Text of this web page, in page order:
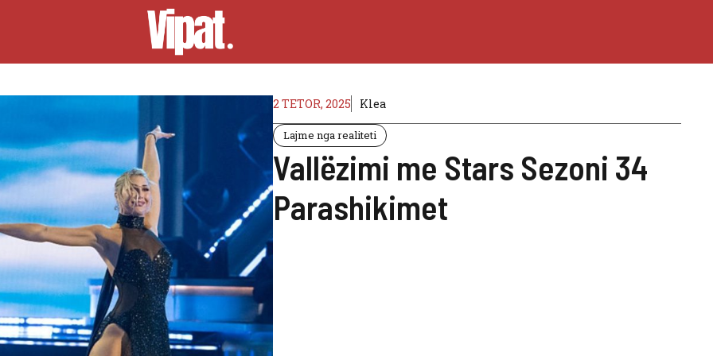
2 TETOR, 2025 Klea
Lajme nga realiteti
Vallëzimi me Stars Sezoni 34
Parashikimet